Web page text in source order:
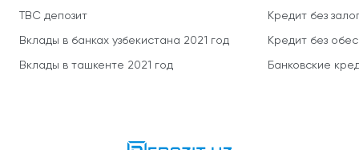
TBC депозит
Вклады в банках узбекистана 2021 год
Вклады в ташкенте 2021 год
Кредит без
Кредит без
Банковские